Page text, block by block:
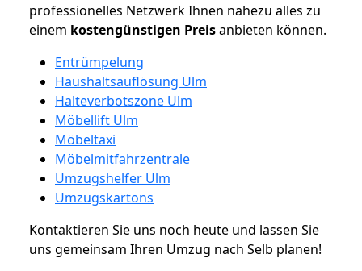
professionelles Netzwerk Ihnen nahezu alles zu
einem kostengünstigen Preisanbieten können.
Entrümpelung
Haushaltsauflösung Ulm
Halteverbotszone Ulm
Möbellift Ulm
Möbeltaxi
Möbelmitfahrzentrale
Umzugshelfer Ulm
Umzugskartons
Kontaktieren Sie uns noch heute und lassen Sie
uns gemeinsam Ihren Umzug nach Selb planen!